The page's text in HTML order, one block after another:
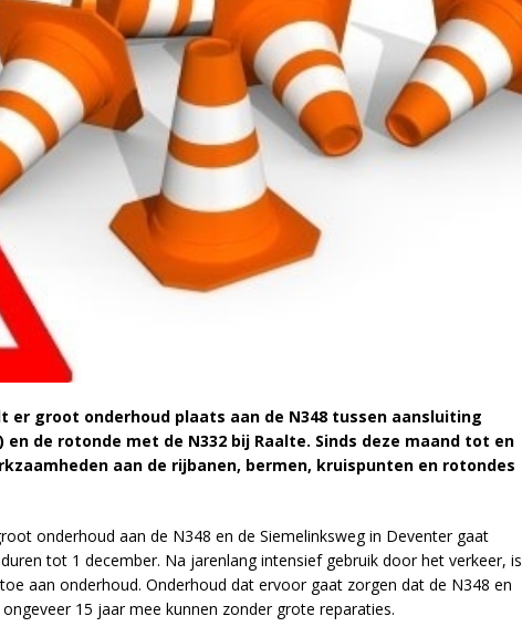
er groot onderhoud plaats aan de N348 tussen aansluiting
en de rotonde met de N332 bij Raalte. Sinds deze maand tot en
aan de rijbanen, bermen, kruispunten en rotondes
onderhoud aan de N348 en de Siemelinksweg in Deventer gaat
tot 1 december. Na jarenlang intensief gebruik door het verkeer, is
aan onderhoud. Onderhoud dat ervoor gaat zorgen dat de N348 en
15 jaar mee kunnen zonder grote reparaties.